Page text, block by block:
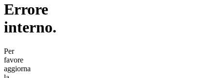
Errore
interno.
Per
favore
aggiorna